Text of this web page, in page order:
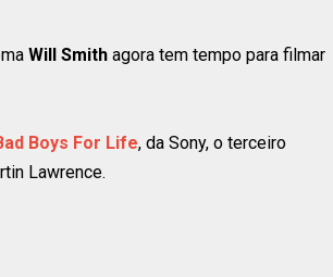
Will Smith agora tem tempo para filmar
Boys For Life, da Sony, o terceiro
Lawrence.